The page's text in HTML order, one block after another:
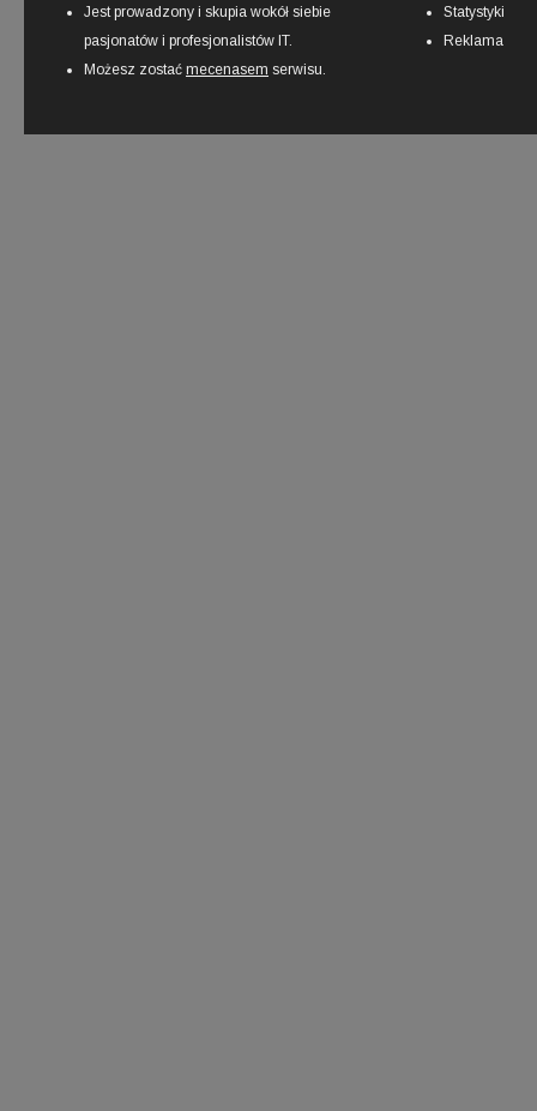
Jest prowadzony i skupia wokół siebie
pasjonatów i profesjonalistów IT.
Możesz zostać mecenasem serwisu.
Statystyki
Reklama